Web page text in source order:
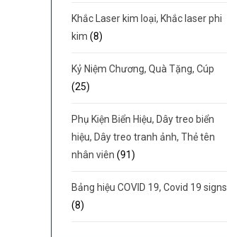
Khắc Laser kim loại, Khắc laser phi
kim (8)
Kỷ Niệm Chương, Quà Tặng, Cúp
(25)
Phụ Kiện Biển Hiệu, Dây treo biển
hiệu, Dây treo tranh ảnh, Thẻ tên
nhân viên (91)
Bảng hiệu COVID 19, Covid 19 signs
(8)